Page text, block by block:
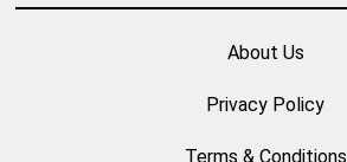
About Us
Privacy Policy
Terms & Conditions